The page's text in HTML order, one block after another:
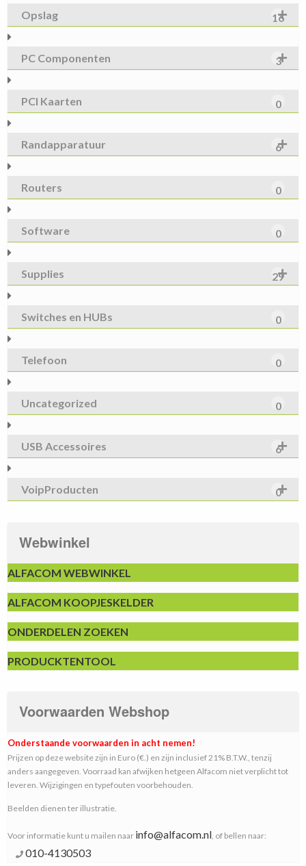
Opslag 16
PC Componenten 3
PCI Kaarten 0
Randapparatuur 6
Routers 0
Software 0
Supplies 29
Switches en HUBs 0
Telefoon 0
Uncategorized 0
USB Accessoires 6
VoipProducten 0
Webwinkel
ALFACOM WEBWINKEL
ALFACOM KOOPJESKELDER
ONDERDELEN ZOEKEN
PRODUCKTENTOOL
Voorwaarden Webshop
Onderstaande voorwaarden in acht nemen!
Prijzen op deze website zijn in Euro (€.) en zijn inclusief 21% B.T.W., tenzij
anders aangegeven. Voorraad kan afwijken hetgeen Alfacom niet verplicht tot
leveren. Wijzigingen en typefouten voorbehouden.
Beelden dienen ter illustratie.
Voor informatie kunt u mailen naar info@alfacom.nl, of bellen naar:
010-4130503